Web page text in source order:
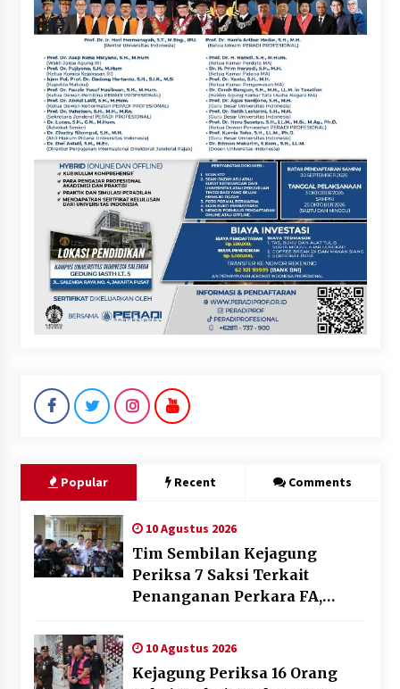
Popular Recent Comments
10 Agustus 2026
Tim Sembilan Kejagung
Periksa 7 Saksi Terkait
Penanganan Perkara FA,
10 Agustus 2026
Kejagung Periksa 16 Orang